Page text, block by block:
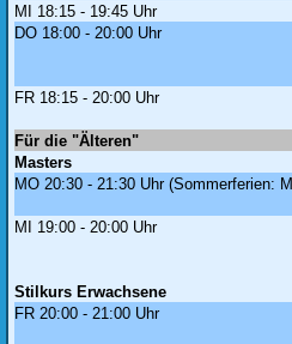
MI 18:15 - 19:45 Uhr
DO 18:00 - 20:00 Uhr
FR 18:15 - 20:00 Uhr
Für die "Älteren"
Masters
MO 20:30 - 21:30 Uhr (Sommerferien:
MI 19:00 - 20:00 Uhr
Stilkurs Erwachsene
FR 20:00 - 21:00 Uhr